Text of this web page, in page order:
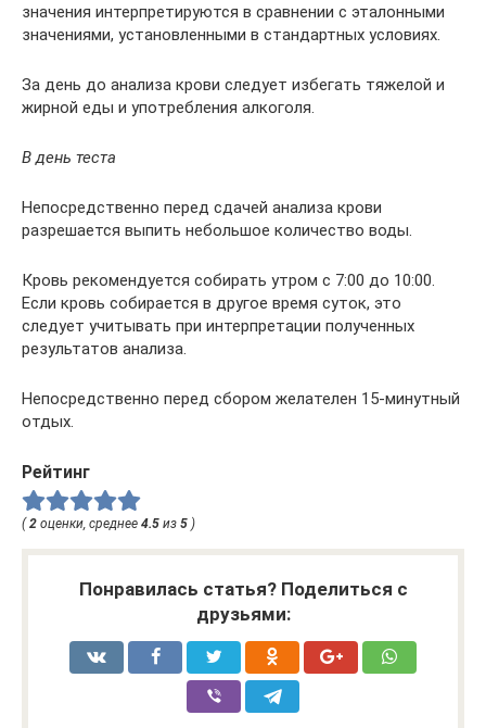
значения интерпретируются в сравнении с эталонными
значениями, установленными в стандартных условиях.
За день до анализа крови следует избегать тяжелой и
жирной еды и употребления алкоголя.
В день теста
Непосредственно перед сдачей анализа крови
разрешается выпить небольшое количество воды.
Кровь рекомендуется собирать утром с 7:00 до 10:00.
Если кровь собирается в другое время суток, это
следует учитывать при интерпретации полученных
результатов анализа.
Непосредственно перед сбором желателен 15-минутный
отдых.
Рейтинг
(2 оценки, среднее 4.5 из 5 )
Понравилась статья? Поделиться с
друзьями: